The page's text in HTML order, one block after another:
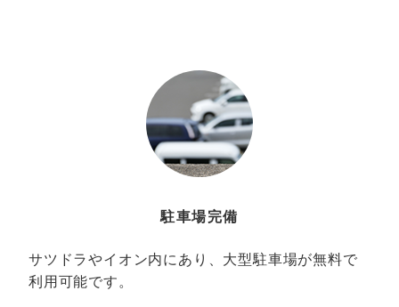
駐車場完備
サツドラやイオン内にあり、大型駐車場が無料で
利用可能です。